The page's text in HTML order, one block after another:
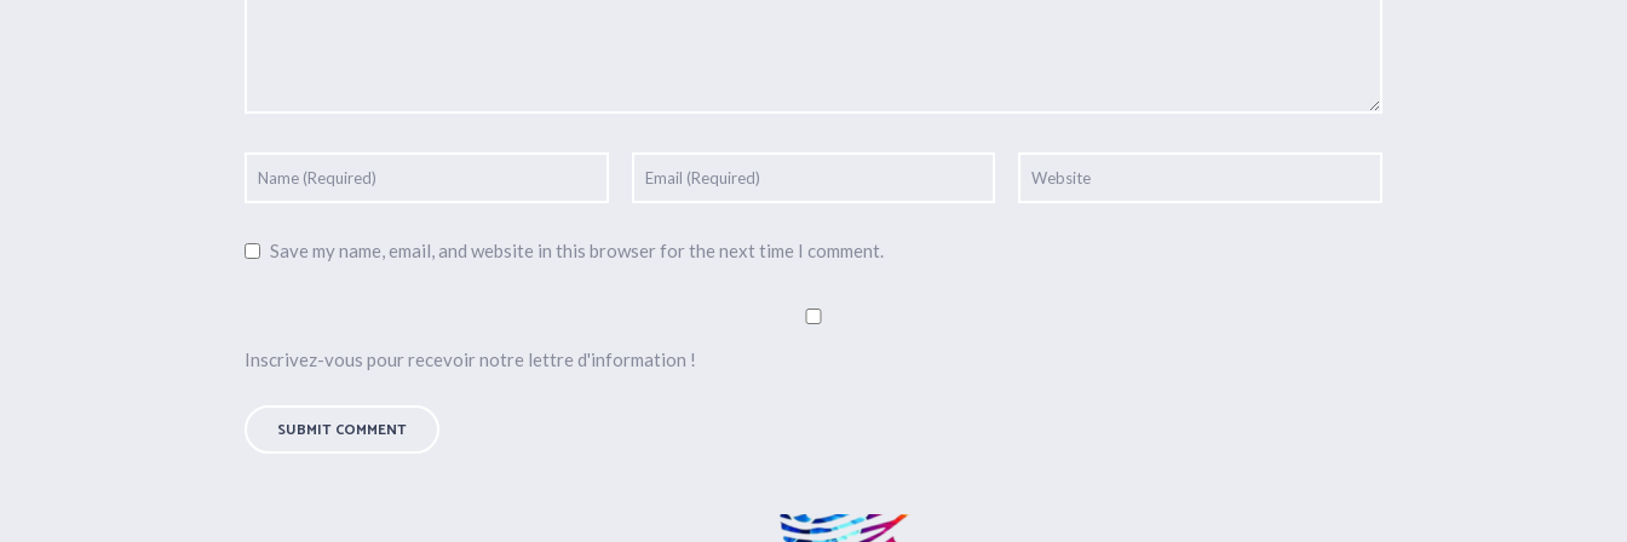
Save my name, email, and website in this browser for the next time I comment.
Inscrivez-vous pour recevoir notre lettre d'information !